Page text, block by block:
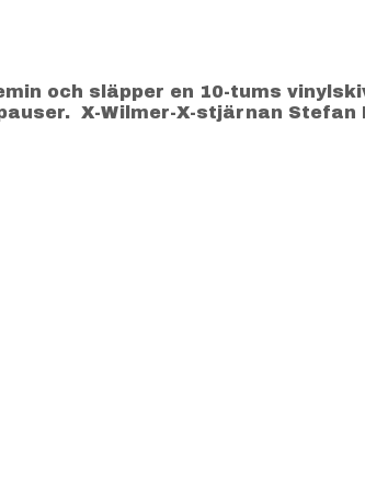
och släpper en 10-tums
X-Wilmer-X-stjärnan Stefan